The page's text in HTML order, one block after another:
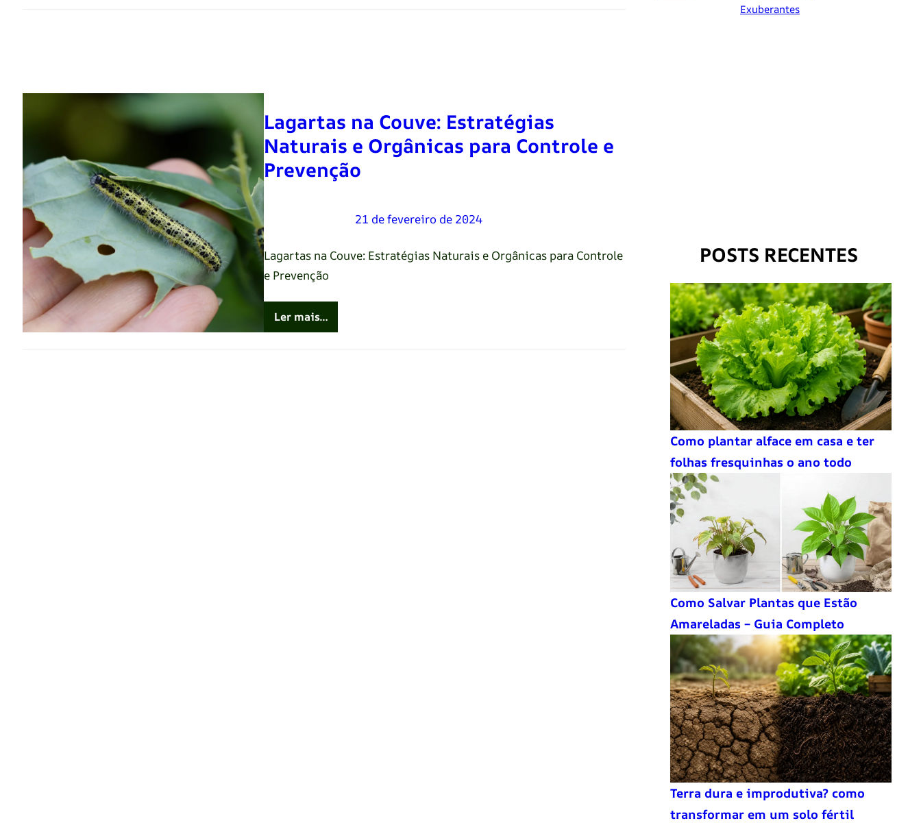
Lagartas na Couve: Estratégias
Naturais e Orgânicas para Controle e
Prevenção
Renato Oliveira 21 de fevereiro de 2024
Lagartas na Couve: Estratégias Naturais e Orgânicas para Controle
e Prevenção
Ler mais…
Exuberantes
POSTS RECENTES
Como plantar alface em casa e ter
folhas fresquinhas o ano todo
Como Salvar Plantas que Estão
Amareladas – Guia Completo
Terra dura e improdutiva? como
transformar em um solo fértil